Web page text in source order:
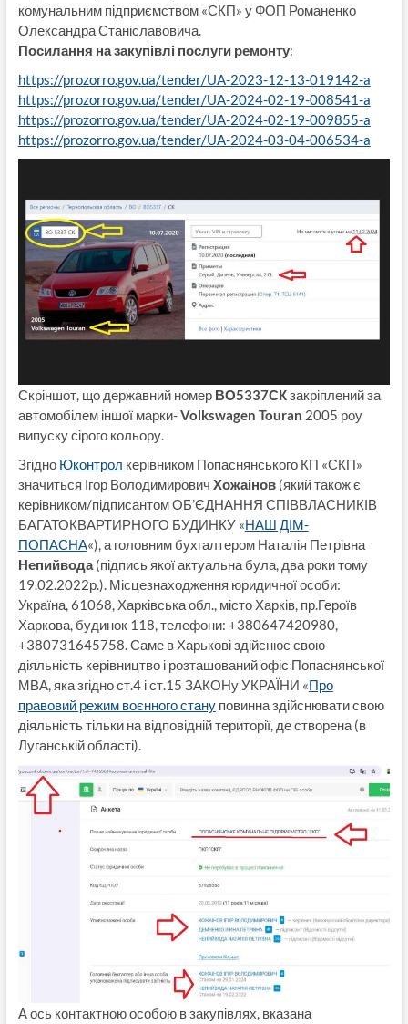
комунальним підприємством «СКП» у ФОП Романенко
Олександра Станіславовича.
Посилання на закупівлі послуги ремонту:
https://prozorro.gov.ua/tender/UA-2023-12-13-019142-a
https://prozorro.gov.ua/tender/UA-2024-02-19-008541-a
https://prozorro.gov.ua/tender/UA-2024-02-19-009855-a
https://prozorro.gov.ua/tender/UA-2024-03-04-006534-a
Скріншот, що державний номер ВО5337СКзакріплений за
автомобілем іншої марки-Volkswagen Touran 2005 роу
випуску сірого кольору.
Згідно Юконтрол керівником Попаснянського КП «СКП»
значиться Ігор Володимирович Хожаінов(який також є
керівником/підписантом ОБ’ЄДНАННЯ СПІВВЛАСНИКІВ
БАГАТОКВАРТИРНОГО БУДИНКУ «НАШ ДІМ-
ПОПАСНА«), а головним бухгалтером Наталія Петрівна
Непийвода(підпись якої актуальна була, два роки тому
19.02.2022р.). Місцезнаходження юридичної особи:
Україна, 61068, Харківська обл., місто Харків, пр.Героїв
Харкова, будинок 118, телефони: +380647420980,
+380731645758. Саме в Харькові здійснює свою
діяльність керівництво і розташований офіс Попаснянської
МВА, яка згідно ст.4 і ст.15 ЗАКОНу УКРАЇНИ «Про
правовий режим воєнного стануповинна здійснювати свою
діяльність тільки на відповідній території, де створена (в
Луганській області).
А ось контактною особою в закупівлях, вказана